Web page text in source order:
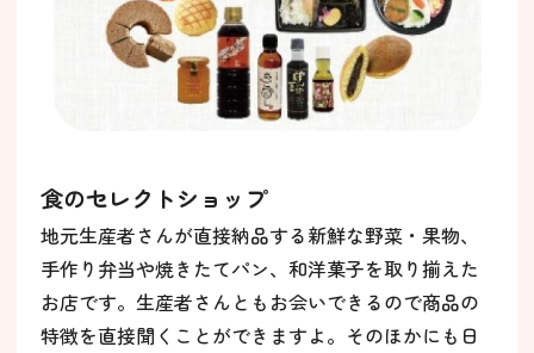
食のセレクトショップ
地元生産者さんが直接納品する新鮮な野菜・果物、
手作り弁当や焼きたてパン、和洋菓子を取り揃えた
お店です。生産者さんともお会いできるので商品の
特徴を直接聞くことができますよ。そのほかにも日